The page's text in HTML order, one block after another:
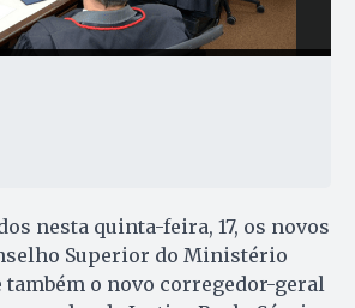
nesta quinta-feira, 17, os novos
Superior do Ministério
também o novo corregedor-geral